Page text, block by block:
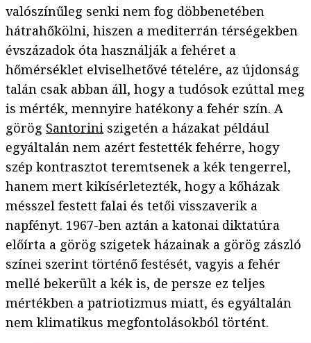
valószínűleg senki nem fog döbbenetében
hátrahőkölni, hiszen a mediterrán térségekben
évszázadok óta használják a fehéret a
hőmérséklet elviselhetővé tételére, az újdonság
talán csak abban áll, hogy a tudósok ezúttal meg
is mérték, mennyire hatékony a fehér szín. A
görög Santorini szigetén a házakat például
egyáltalán nem azért festették fehérre, hogy
szép kontrasztot teremtsenek a kék tengerrel,
hanem mert kikísérletezték, hogy a kőházak
mésszel festett falai és tetői visszaverik a
napfényt. 1967-ben aztán a katonai diktatúra
előírta a görög szigetek házainak a görög zászló
színei szerint történő festését, vagyis a fehér
mellé bekerült a kék is, de persze ez teljes
mértékben a patriotizmus miatt, és egyáltalán
nem klimatikus megfontolásokból történt.